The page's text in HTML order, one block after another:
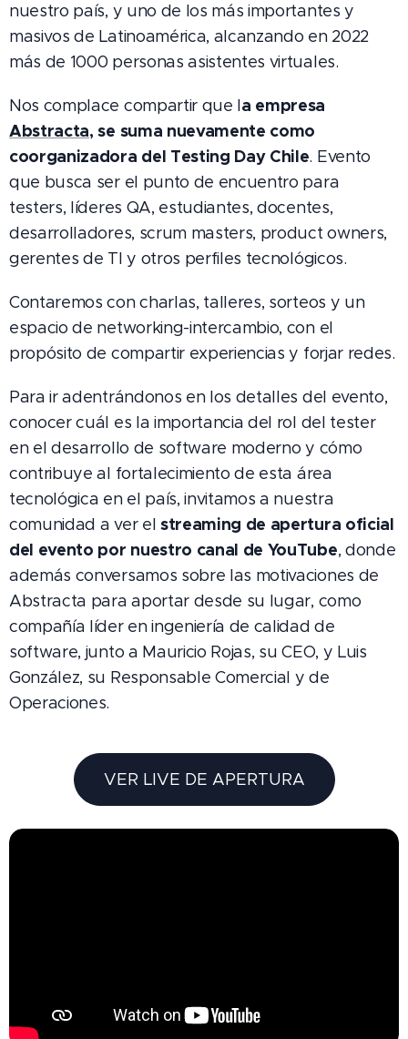
nuestro país, y uno de los más importantes y
masivos de Latinoamérica, alcanzando en 2022
más de 1000 personas asistentes virtuales.
Nos complace compartir que la empresa
Abstracta, se suma nuevamente como
coorganizadora del Testing Day Chile. Evento
que busca ser el punto de encuentro para
testers, líderes QA, estudiantes, docentes,
desarrolladores, scrum masters, product owners,
gerentes de TI y otros perfiles tecnológicos.
Contaremos con charlas, talleres, sorteos y un
espacio de networking-intercambio, con el
propósito de compartir experiencias y forjar redes.
Para ir adentrándonos en los detalles del evento,
conocer cuál es la importancia del rol del tester
en el desarrollo de software moderno y cómo
contribuye al fortalecimiento de esta área
tecnológica en el país, invitamos a nuestra
comunidad a ver el streaming de apertura oficial
del evento por nuestro canal de YouTube, donde
además conversamos sobre las motivaciones de
Abstracta para aportar desde su lugar, como
compañía líder en ingeniería de calidad de
software, junto a Mauricio Rojas, su CEO, y Luis
González, su Responsable Comercial y de
Operaciones.
VER LIVE DE APERTURA